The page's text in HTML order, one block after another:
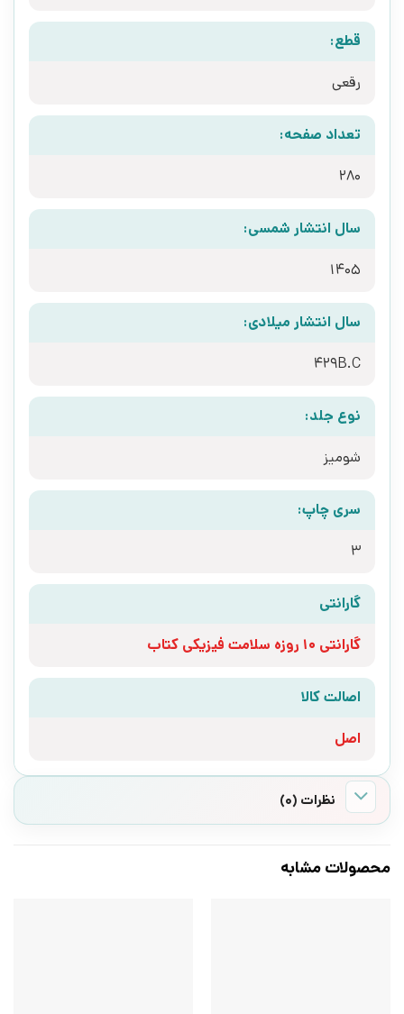
قطع:
رقعی
تعداد صفحه:
280
سال انتشار شمسی:
1405
سال انتشار میلادی:
429B.C
نوع جلد:
شومیز
سری چاپ:
3
گارانتی
گارانتی 10 روزه سلامت فیزیکی کتاب
اصالت کالا
اصل
نظرات (0)
محصولات مشابه